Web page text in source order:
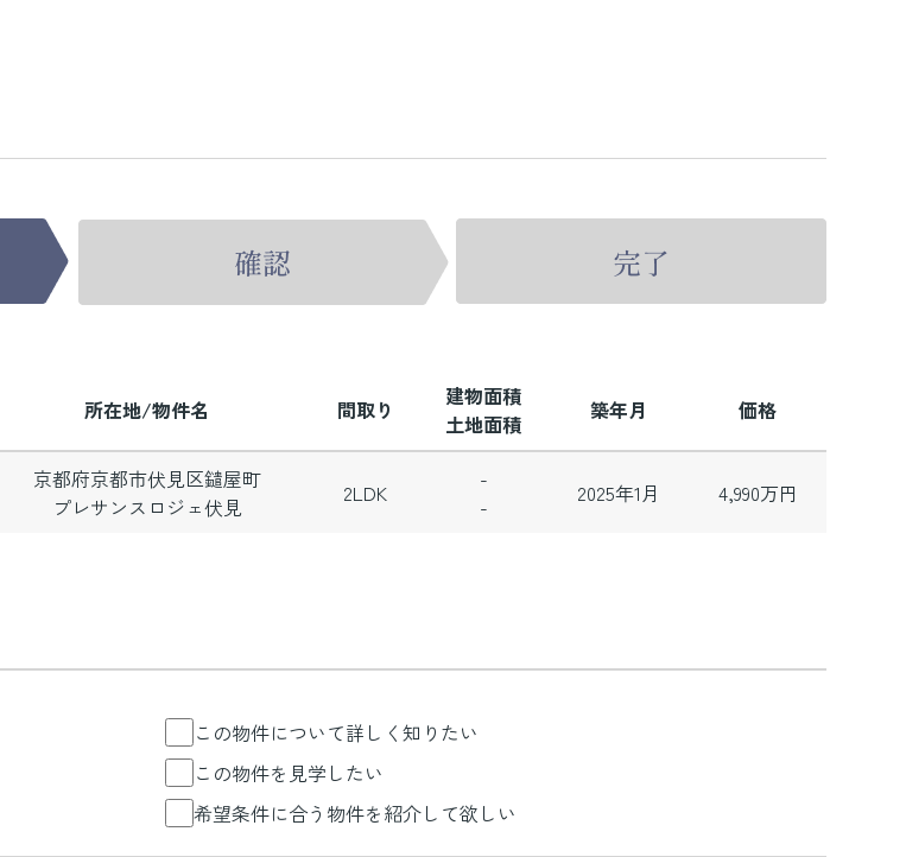
所在地/物件名 間取り
建物面積
土地面積
築年月 価格
京都府京都市伏見区鑓屋町
プレサンスロジェ伏見
2LDK
-
-
2025年1月 4,990万円
この物件について詳しく知りたい
この物件を見学したい
希望条件に合う物件を紹介して欲しい